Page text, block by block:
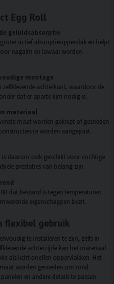
Egg Roll
geluidsabsorptie
actief absorptieoppervlak en helpt
nagalm en lawaai worden
montage
zelfklevende achterkant, waardoor de
dat er aparte lijm nodig is.
materiaal
maat worden geknipt of gesneden
te worden aangepast.
is daarom ook geschikt voor vochtige
prestaties van belang zijn.
dat bestand is tegen temperaturen
eigenschappen bezit.
flexibel gebruik
te installeren te zijn, zelfs in
achterzijde kan het materiaal
als licht oneffen oppervlakken. Het
worden gesneden om rond
en andere details te passen.